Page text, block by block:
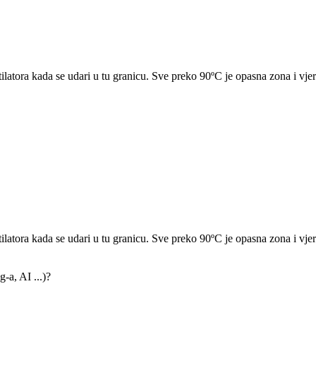
kada se udari u tu granicu. Sve preko 90ºC je opasna zona i
kada se udari u tu granicu. Sve preko 90ºC je opasna zona i
a, AI ...)?